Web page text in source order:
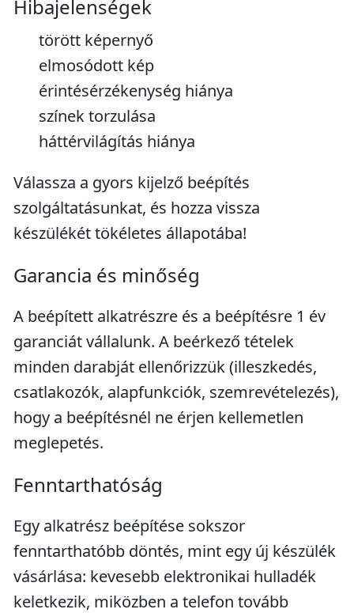
Hibajelenségek
törött képernyő
elmosódott kép
érintésérzékenység hiánya
színek torzulása
háttérvilágítás hiánya
Válassza a gyors kijelző beépítés
szolgáltatásunkat, és hozza vissza
készülékét tökéletes állapotába!
Garancia és minőség
A beépített alkatrészre és a beépítésre 1 év
garanciát vállalunk. A beérkező tételek
minden darabját ellenőrizzük (illeszkedés,
csatlakozók, alapfunkciók, szemrevételezés),
hogy a beépítésnél ne érjen kellemetlen
meglepetés.
Fenntarthatóság
Egy alkatrész beépítése sokszor
fenntarthatóbb döntés, mint egy új készülék
vásárlása: kevesebb elektronikai hulladék
keletkezik, miközben a telefon tovább